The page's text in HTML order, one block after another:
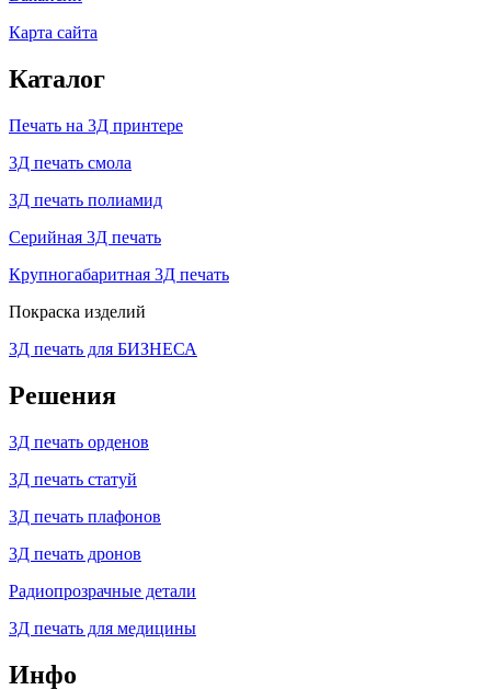
Карта сайта
Каталог
Печать на 3Д принтере
3Д печать смола
3Д печать полиамид
Серийная 3Д печать
Крупногабаритная 3Д печать
Покраска изделий
3Д печать для БИЗНЕСА
Решения
3Д печать орденов
3Д печать статуй
3Д печать плафонов
3Д печать дронов
Радиопрозрачные детали
3Д печать для медицины
Инфо